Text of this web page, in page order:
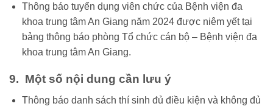
Thông báo tuyển dụng viên chức của Bệnh viện đa
khoa trung tâm An Giang năm 2024 được niêm yết tại
bảng thông báo phòng Tổ chức cán bộ – Bệnh viện đa
khoa trung tâm An Giang.
9. Một số nội dung cần lưu ý
Thông báo danh sách thí sinh đủ điều kiện và không đủ